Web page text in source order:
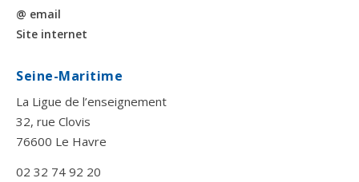
@ email
Site internet
Seine-Maritime
La Ligue de l’enseignement
32, rue Clovis
76600 Le Havre
02 32 74 92 20